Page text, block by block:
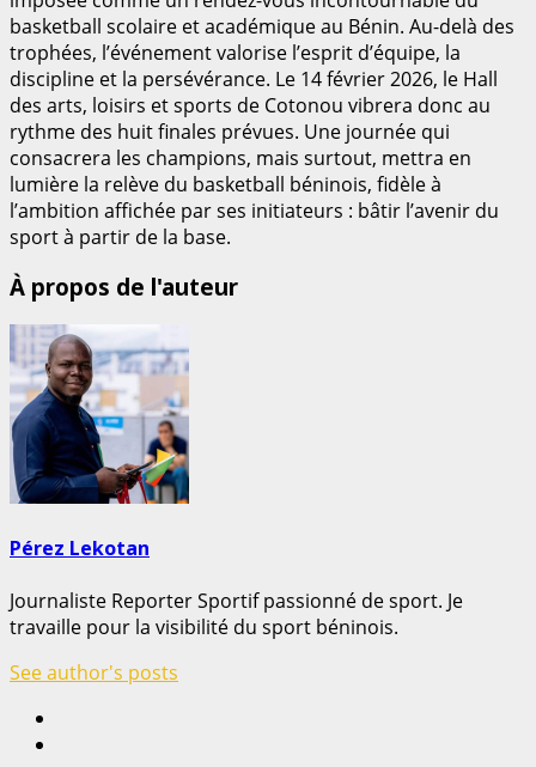
basketball scolaire et académique au Bénin. Au-delà des
trophées, l’événement valorise l’esprit d’équipe, la
discipline et la persévérance. Le 14 février 2026, le Hall
des arts, loisirs et sports de Cotonou vibrera donc au
rythme des huit finales prévues. Une journée qui
consacrera les champions, mais surtout, mettra en
lumière la relève du basketball béninois, fidèle à
l’ambition affichée par ses initiateurs : bâtir l’avenir du
sport à partir de la base.
À propos de l'auteur
Pérez Lekotan
Journaliste Reporter Sportif passionné de sport. Je
travaille pour la visibilité du sport béninois.
See author's posts